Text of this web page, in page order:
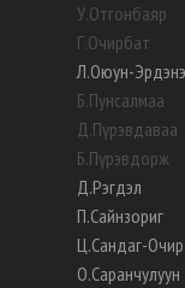
У.Отгонбаяр
Г.Очирбат
Л.Оюун-Эрдэнэ
Б.Пунсалмаа
Д.Пүрэвдаваа
Б.Пүрэвдорж
Д.Рэгдэл
П.Сайнзориг
Ц.Сандаг-Очир
О.Саранчулуун